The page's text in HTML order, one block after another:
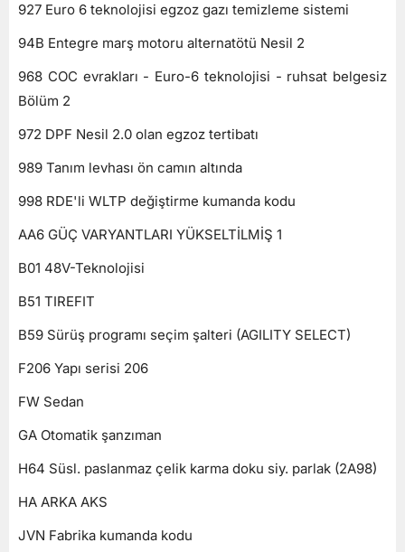
927 Euro 6 teknolojisi egzoz gazı temizleme sistemi
94B Entegre marş motoru alternatötü Nesil 2
968 COC evrakları - Euro-6 teknolojisi - ruhsat belgesiz
Bölüm 2
972 DPF Nesil 2.0 olan egzoz tertibatı
989 Tanım levhası ön camın altında
998 RDE'li WLTP değiştirme kumanda kodu
AA6 GÜÇ VARYANTLARI YÜKSELTİLMİŞ 1
B01 48V-Teknolojisi
B51 TIREFIT
B59 Sürüş programı seçim şalteri (AGILITY SELECT)
F206 Yapı serisi 206
FW Sedan
GA Otomatik şanzıman
H64 Süsl. paslanmaz çelik karma doku siy. parlak (2A98)
HA ARKA AKS
JVN Fabrika kumanda kodu